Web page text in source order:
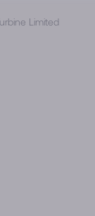
Limited